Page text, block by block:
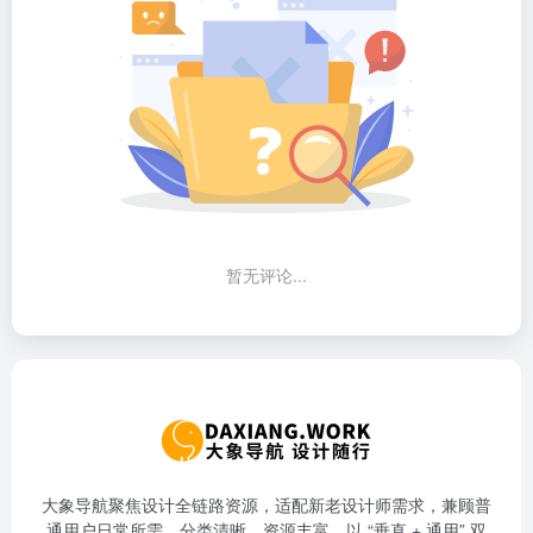
暂无评论...
大象导航聚焦设计全链路资源，适配新老设计师需求，兼顾普